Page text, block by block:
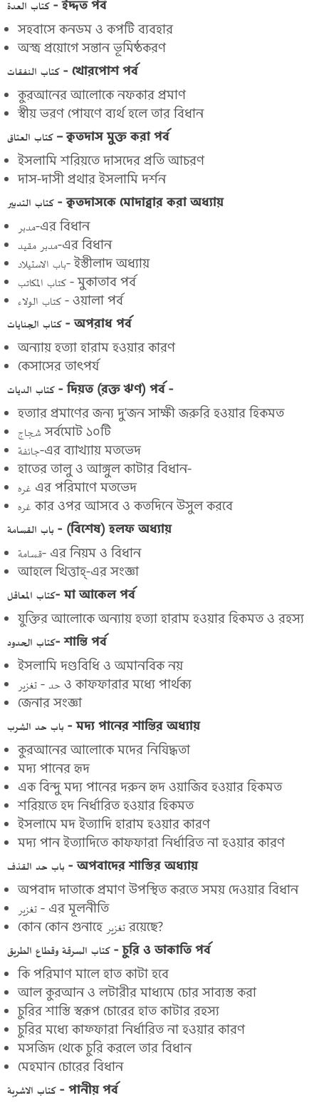
كتاب العدة - ইদ্দত পৰ্ব
সহবাসে কনডম ও কপটি ব্যবহার
অস্ত্র প্রয়োগে সন্তান ভূমিষ্ঠকরণ
كتاب النفقات - খোরপোশ পর্ব
কুরআনের আলোকে নফকার প্রমাণ
স্বীয় ভরণ পোষণে ব্যর্থ হলে তার বিধান
كتاب العتاق – কৃতদাস মুক্ত করা পর্ব
ইসলামি শরিয়তে দাসদের প্রতি আচরণ
দাস-দাসী প্রথার ইসলামি দর্শন
كتاب التدبير - কৃতদাসকে মোদাব্বার করা অধ্যায়
مدبر-এর বিধান
مدبر مقيد-এর বিধান
باب الاستيلاد- ইস্তীলাদ অধ্যায়
كتاب المكاتب - মুকাতাব পর্ব
كتاب الولاء - ওয়ালা পর্ব
كتاب الجنايات - অপরাধ পর্ব
অন্যায় হত্যা হারাম হওয়ার কারণ
কেসাসের তাৎপর্য
كتاب الديات - দিয়ত (রক্ত ঋণ) পর্ব -
হত্যার প্রমাণের জন্য দু'জন সাক্ষী জরুরি হওয়ার হিকমত
شجاج সর্বমোট ১০টি
جائفة-এর ব্যাখ্যায় মতভেদ
হাতের তালু ও আঙ্গুল কাটার বিধান-
غره এর পরিমাণে মতভেদ
غره কার ওপর আসবে ও কতদিনে উসুল করবে
باب القسامة - (বিশেষ) হলফ অধ্যায়
قسامة- এর নিয়ম ও বিধান
আহলে খিত্তাহ্-এর সংজ্ঞা
كتاب المعاقل- মা আকেল পর্ব
যুক্তির আলোকে অন্যায় হত্যা হারাম হওয়ার হিকমত ও রহস্য
كتاب الحدود- শান্তি পর্ব
ইসলামি দণ্ডবিধি ও অমানবিক নয়
حد - تغزير ও কাফফারার মধ্যে পার্থক্য
জেনার সংজ্ঞা
باب حد الشرب - মদ্য পানের শান্তির অধ্যায়
কুরআনের আলোকে মদের নিষিদ্ধতা
মদ্য পানের হৃদ
এক বিন্দু মদ্য পানের দরুন হৃদ ওয়াজিব হওয়ার হিকমত
শরিয়তে হদ নির্ধারিত হওয়ার হিকমত
ইসলামে মদ ইত্যাদি হারাম হওয়ার কারণ
মদ্য পান ইত্যাদিতে কাফফারা নির্ধারিত না হওয়ার কারণ
باب حد القذف - অপবাদের শাস্তির অধ্যায়
অপবাদ দাতাকে প্রমাণ উপস্থিত করতে সময় দেওয়ার বিধান
تغزير - এর মূলনীতি
কোন কোন গুনাহে تغزير রয়েছে?
كتاب السرقة وقطاع الطريق - চুরি ও ডাকাতি পর্ব
কি পরিমাণ মালে হাত কাটা হবে
আল কুরআন ও লটারীর মাধ্যমে চোর সাব্যস্ত করা
চুরির শাস্তি স্বরূপ চোরের হাত কাটার রহস্য
চুরির মধ্যে কাফ্ফারা নির্ধারিত না হওয়ার কারণ
মসজিদ থেকে চুরি করলে তার বিধান
মেহমান চোরের বিধান
كتاب الاشربة - পানীয় পর্ব